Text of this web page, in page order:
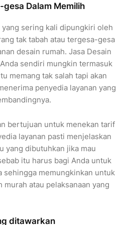
Dalam Memilih
sering kali dipungkiri oleh
tak tabah atau tergesa-gesa
desain rumah. Jasa Desain
sendiri mungkin termasuk
memang tak salah tapi akan
penyedia layanan yang
bertujuan untuk menekan tarif
layanan pasti menjelaskan
yang dibutuhkan jika mau
itu harus bagi Anda untuk
sehingga memungkinkan untuk
murah atau pelaksanaan yang
ditawarkan